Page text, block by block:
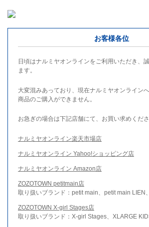
お客様各位
日頃はナルミヤオンラインをご利用いただき、
ます。
大変混みあっており、現在ナルミヤオンライン
商品のご購入ができません。
お急ぎの場合は下記店舗にて、お買い求めくださ
ナルミヤオンライン楽天市場店
ナルミヤオンライン Yahoo!ショッピング店
ナルミヤオンライン Amazon店
ZOZOTOWN petitmain店
取り扱いブランド：petit main、petit main LIEN
ZOZOTOWN X-girl Stages店
取り扱いブランド：X-girl Stages、XLARGE